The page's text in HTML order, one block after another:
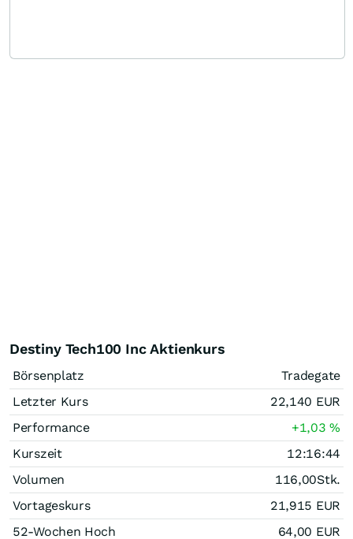
Destiny Tech100 Inc Aktienkurs
Börsenplatz
Tradegate
Letzter Kurs
22,140 EUR
Performance
+1,03%
Kurszeit
12:16:44
Volumen
116,00Stk.
Vortageskurs
21,915 EUR
52-Wochen Hoch
64,00 EUR